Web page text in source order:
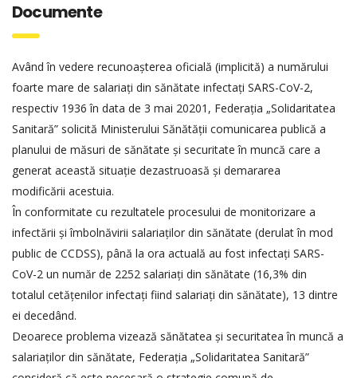
Documente
Având în vedere recunoașterea oficială (implicită) a numărului
foarte mare de salariați din sănătate infectați SARS-CoV-2,
respectiv 1936 în data de 3 mai 20201, Federația „Solidaritatea
Sanitară” solicită Ministerului Sănătății comunicarea publică a
planului de măsuri de sănătate și securitate în muncă care a
generat această situație dezastruoasă și demararea
modificării acestuia.
În conformitate cu rezultatele procesului de monitorizare a
infectării și îmbolnăvirii salariaților din sănătate (derulat în mod
public de CCDSS), până la ora actuală au fost infectați SARS-
CoV-2 un număr de 2252 salariați din sănătate (16,3% din
totalul cetățenilor infectați fiind salariați din sănătate), 13 dintre
ei decedând.
Deoarece problema vizează sănătatea și securitatea în muncă a
salariaților din sănătate, Federația „Solidaritatea Sanitară”